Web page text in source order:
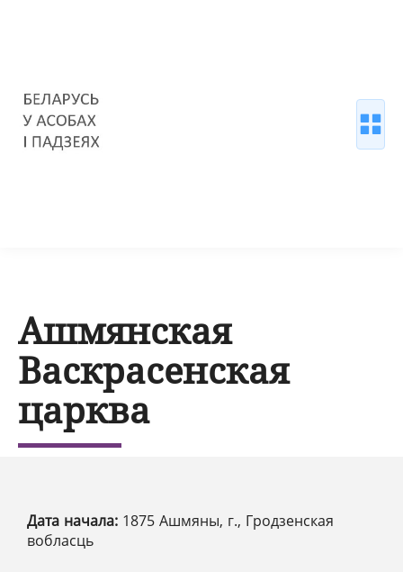
Ашмянская
Васкрасенская
царква
Дата начала: 1875 Ашмяны, г., Гродзенская
вобласць